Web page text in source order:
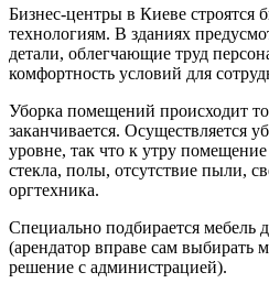
Бизнес-центры в Киеве строятся
технологиям. В зданиях
детали, облегчающие труд
комфортность условий для
Уборка помещений происходит
заканчивается. Осуществляется
уровне, так что к утру
стекла, полы, отсутствие пыли,
оргтехника.
Специально подбирается мебель
(арендатор вправе сам выбирать
решение с администрацией).